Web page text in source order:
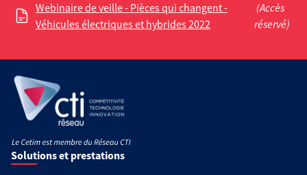
Webinaire de veille - Pièces qui changent -
Véhicules électriques et hybrides 2022
(Accès
réservé)
Solutions et prestations